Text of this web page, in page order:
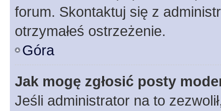
forum. Skontaktuj się z
otrzymałeś ostrzeżenie.
Góra
Jak mogę zgłosić posty
Jeśli administrator na to